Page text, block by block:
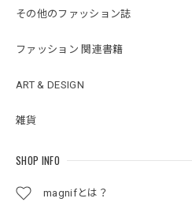
その他のファッション誌
ファッション 関連書籍
ART & DESIGN
雑貨
SHOP INFO
magnifとは？